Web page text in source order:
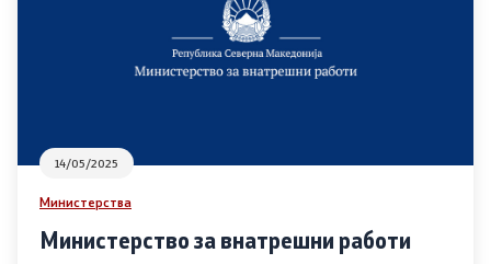
Канцеларија на портпарол
Медија центар
Отчетност
Финансии
14/05/2025
Министерства
Министерство за внатрешни работи